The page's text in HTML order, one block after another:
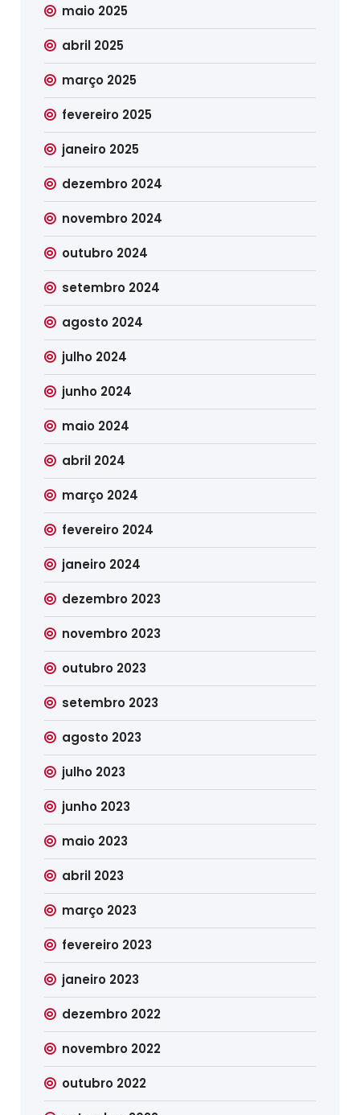
maio 2025
abril 2025
março 2025
fevereiro 2025
janeiro 2025
dezembro 2024
novembro 2024
outubro 2024
setembro 2024
agosto 2024
julho 2024
junho 2024
maio 2024
abril 2024
março 2024
fevereiro 2024
janeiro 2024
dezembro 2023
novembro 2023
outubro 2023
setembro 2023
agosto 2023
julho 2023
junho 2023
maio 2023
abril 2023
março 2023
fevereiro 2023
janeiro 2023
dezembro 2022
novembro 2022
outubro 2022